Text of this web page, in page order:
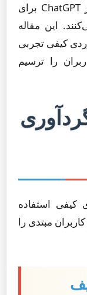
خارجی می‌پردازد که برای اولین بار از ChatGPT برای
این مقاله
کیفی تجربی
را ترسیم
کیفی استفاده
مبتدی را